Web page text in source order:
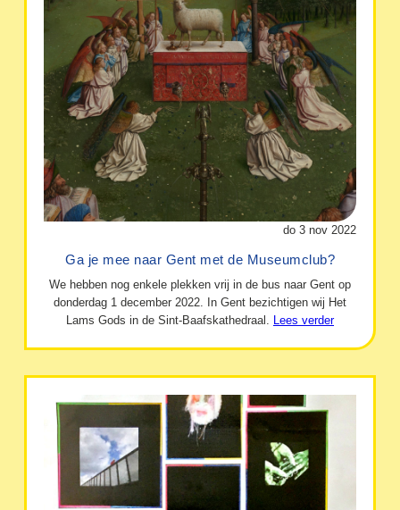
do 3 nov 2022
Ga je mee naar Gent met de Museumclub?
We hebben nog enkele plekken vrij in de bus naar Gent op
donderdag 1 december 2022. In Gent bezichtigen wij Het
Lams Gods in de Sint-Baafskathedraal. Lees verder